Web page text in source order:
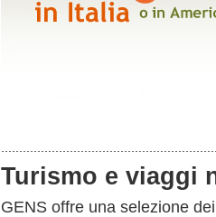
Turismo e viaggi
GENS offre una selezione